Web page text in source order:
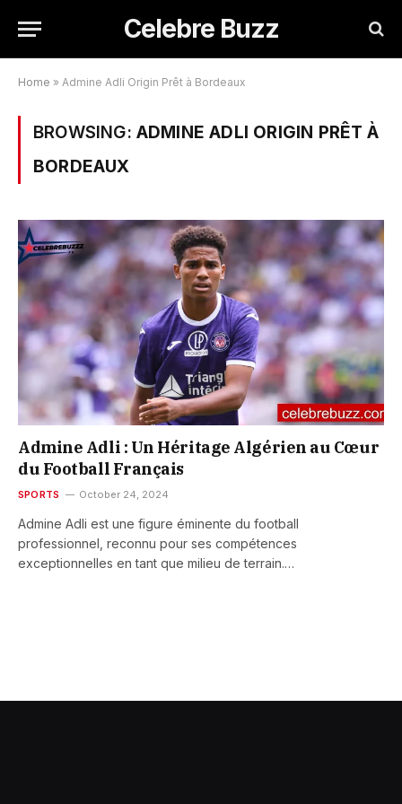
Celebre Buzz
Home » Admine Adli Origin Prêt à Bordeaux
BROWSING: ADMINE ADLI ORIGIN PRÊT À
BORDEAUX
Admine Adli : Un Héritage Algérien au Cœur
du Football Français
SPORTS October 24, 2024
Admine Adli est une figure éminente du football
professionnel, reconnu pour ses compétences
exceptionnelles en tant que milieu de terrain.…